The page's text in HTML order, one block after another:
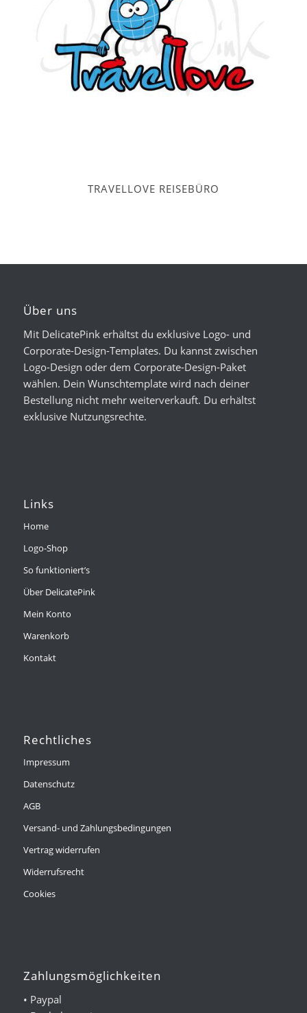
TRAVELLOVE REISEBÜRO
Über uns
Mit DelicatePink erhältst du exklusive Logo- und
Corporate-Design-Templates. Du kannst zwischen
Logo-Design oder dem Corporate-Design-Paket
wählen. Dein Wunschtemplate wird nach deiner
Bestellung nicht mehr weiterverkauft. Du erhältst
exklusive Nutzungsrechte.
Links
Home
Logo-Shop
So funktioniert’s
Über DelicatePink
Mein Konto
Warenkorb
Kontakt
Rechtliches
Impressum
Datenschutz
AGB
Versand- und Zahlungsbedingungen
Vertrag widerrufen
Widerrufsrecht
Cookies
Zahlungsmöglichkeiten
• Paypal